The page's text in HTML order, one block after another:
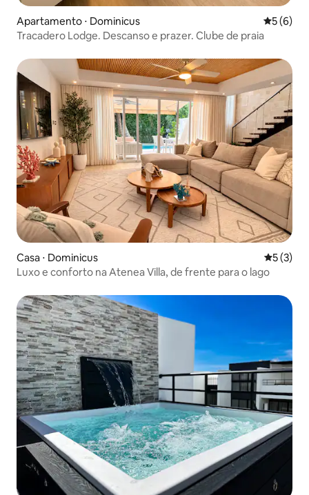
Apartamento ⋅ Dominicus 5 de
5 (6)
Tracadero Lodge. Descanso e prazer. Clube de praia
Casa ⋅ Dominicus 5 de
5 (3)
Luxo e conforto na Atenea Villa, de frente para o lago